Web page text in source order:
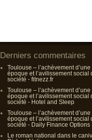
Derniers commentaires
Toulouse – l’achèvement d’une
époque et l’avilissement social
société - fitnezz.fr
Toulouse – l’achèvement d’une
époque et l’avilissement social
société - Hotel and Sleep
Toulouse – l’achèvement d’une
époque et l’avilissement social
société - Daily Finance Options
Le roman national dans le